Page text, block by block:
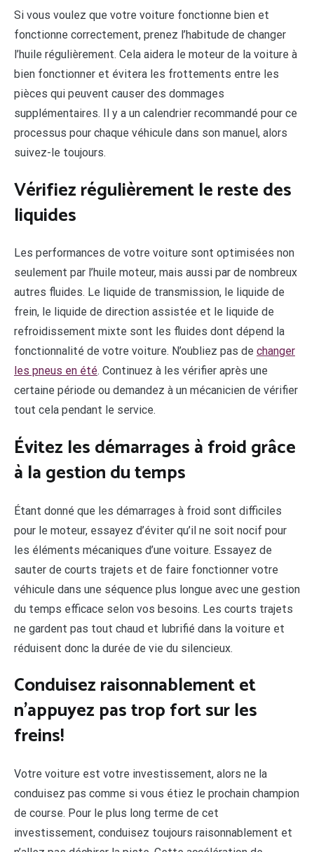
Si vous voulez que votre voiture fonctionne bien et
fonctionne correctement, prenez l’habitude de changer
l’huile régulièrement. Cela aidera le moteur de la voiture à
bien fonctionner et évitera les frottements entre les
pièces qui peuvent causer des dommages
supplémentaires. Il y a un calendrier recommandé pour ce
processus pour chaque véhicule dans son manuel, alors
suivez-le toujours.
Vérifiez régulièrement le reste des
liquides
Les performances de votre voiture sont optimisées non
seulement par l’huile moteur, mais aussi par de nombreux
autres fluides. Le liquide de transmission, le liquide de
frein, le liquide de direction assistée et le liquide de
refroidissement mixte sont les fluides dont dépend la
fonctionnalité de votre voiture. N’oubliez pas de changer
les pneus en été. Continuez à les vérifier après une
certaine période ou demandez à un mécanicien de vérifier
tout cela pendant le service.
Évitez les démarrages à froid grâce
à la gestion du temps
Étant donné que les démarrages à froid sont difficiles
pour le moteur, essayez d’éviter qu’il ne soit nocif pour
les éléments mécaniques d’une voiture. Essayez de
sauter de courts trajets et de faire fonctionner votre
véhicule dans une séquence plus longue avec une gestion
du temps efficace selon vos besoins. Les courts trajets
ne gardent pas tout chaud et lubrifié dans la voiture et
réduisent donc la durée de vie du silencieux.
Conduisez raisonnablement et
n’appuyez pas trop fort sur les
freins!
Votre voiture est votre investissement, alors ne la
conduisez pas comme si vous étiez le prochain champion
de course. Pour le plus long terme de cet
investissement, conduisez toujours raisonnablement et